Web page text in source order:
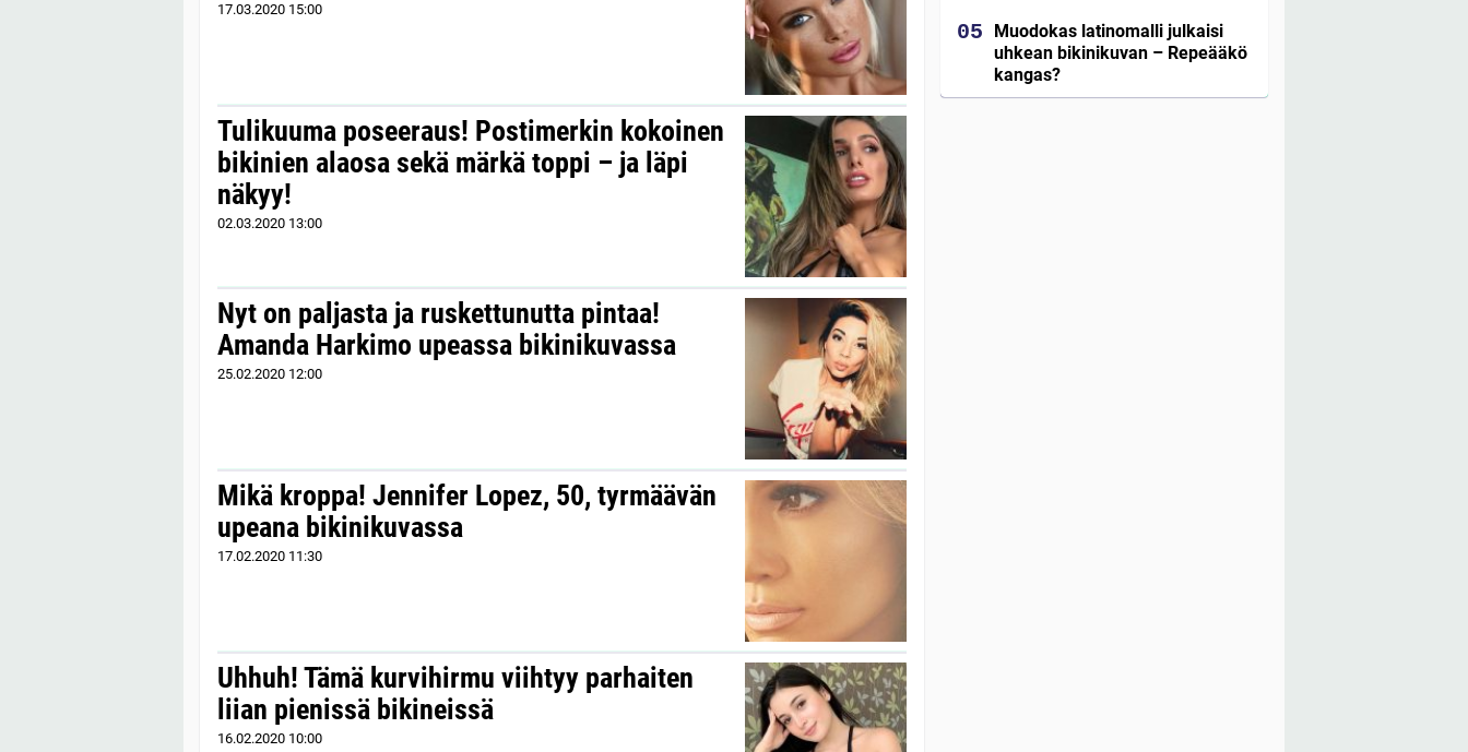
17.03.2020 15:00
Tulikuuma poseeraus! Postimerkin kokoinen
bikinien alaosa sekä märkä toppi – ja läpi
näkyy!
02.03.2020 13:00
Nyt on paljasta ja ruskettunutta pintaa!
Amanda Harkimo upeassa bikinikuvassa
25.02.2020 12:00
Mikä kroppa! Jennifer Lopez, 50, tyrmäävän
upeana bikinikuvassa
17.02.2020 11:30
Uhhuh! Tämä kurvihirmu viihtyy parhaiten
liian pienissä bikineissä
16.02.2020 10:00
Muodokas latinomalli julkaisi
uhkean bikinikuvan – Repeääkö
kangas?